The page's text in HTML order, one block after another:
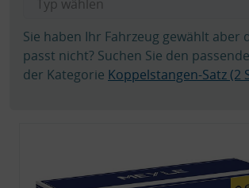
Sie haben Ihr Fahrzeug gewählt aber
passt nicht? Suchen Sie den
der Kategorie Koppelstangen-Satz (2